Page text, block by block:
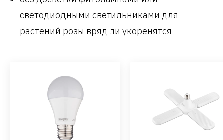
светодиодными светильниками для
растений розы вряд ли укоренятся